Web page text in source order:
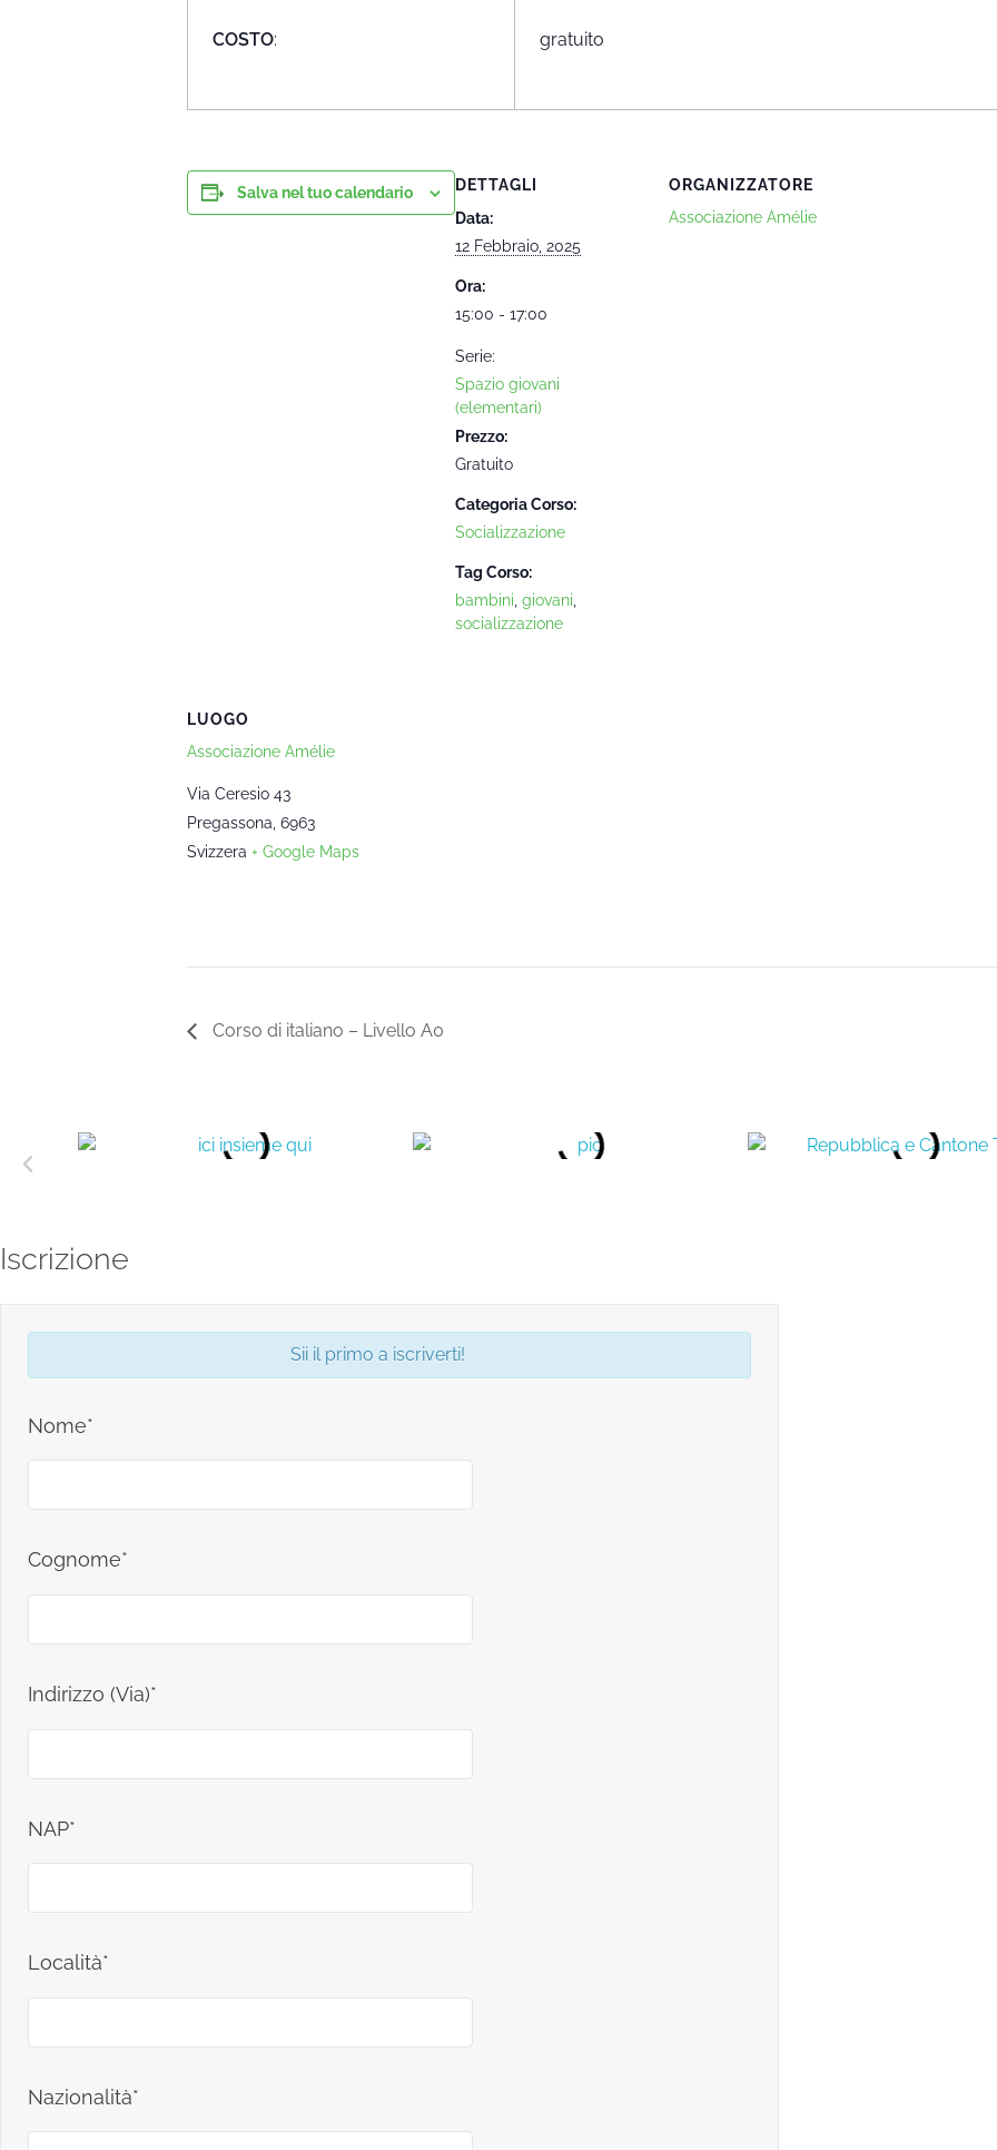
COSTO: gratuito
Salva nel tuo calendario
DETTAGLI
Data:
12 Febbraio, 2025
Ora:
15:00 - 17:00
Serie:
Spazio giovani
(elementari)
Prezzo:
Gratuito
Categoria Corso:
Socializzazione
Tag Corso:
bambini giovani
socializzazione
ORGANIZZATORE
Associazione Amélie
LUOGO
Associazione Amélie
Via Ceresio 43
Pregassona 6963
Svizzera + Google Maps
Corso di italiano – Livello A0
Iscrizione
Sii il primo a iscriverti!
Nome*
Cognome*
Indirizzo (Via)*
NAP*
Località*
Nazionalità*